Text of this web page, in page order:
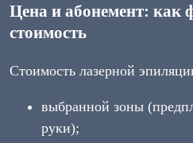
Цена и абонемент: как
стоимость
Стоимость лазерной
выбранной зоны
руки);